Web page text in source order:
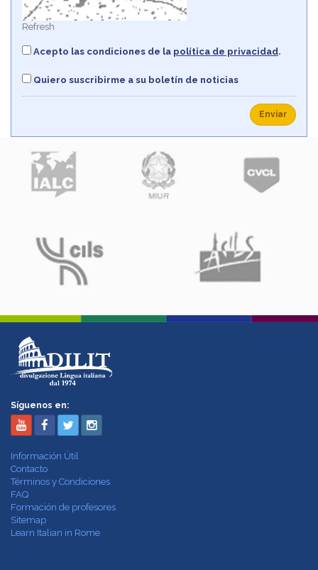
Refresh
Acepto las condiciones de la política de privacidad.
Quiero suscribirme a su boletín de noticias
Enviar
Síguenos en:
Información Útil
Contacto
Términos y Condiciones
FAQ
Formación de profesores
Sitemap
Learn Italian in Rome